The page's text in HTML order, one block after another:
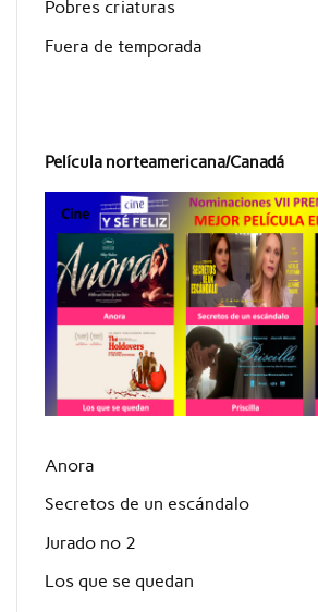
Pobres criaturas
Fuera de temporada
Película norteamericana/Canadá
Anora
Secretos de un escándalo
Jurado nº 2
Los que se quedan